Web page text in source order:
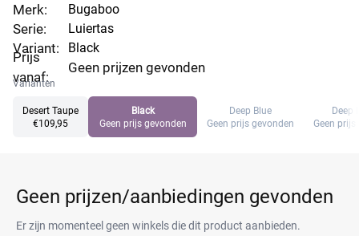
Merk:
Serie:
Variant:
Prijs
vanaf:
Bugaboo
Luiertas
Black
Geen prijzen gevonden
Varianten
Desert Taupe
€109,95
Black
Geen prijs gevonden
Deep Blue
Geen prijs gevonden
Deep
Geen prijs
Geen prijzen/aanbiedingen gevonden
Er zijn momenteel geen winkels die dit product aanbieden.